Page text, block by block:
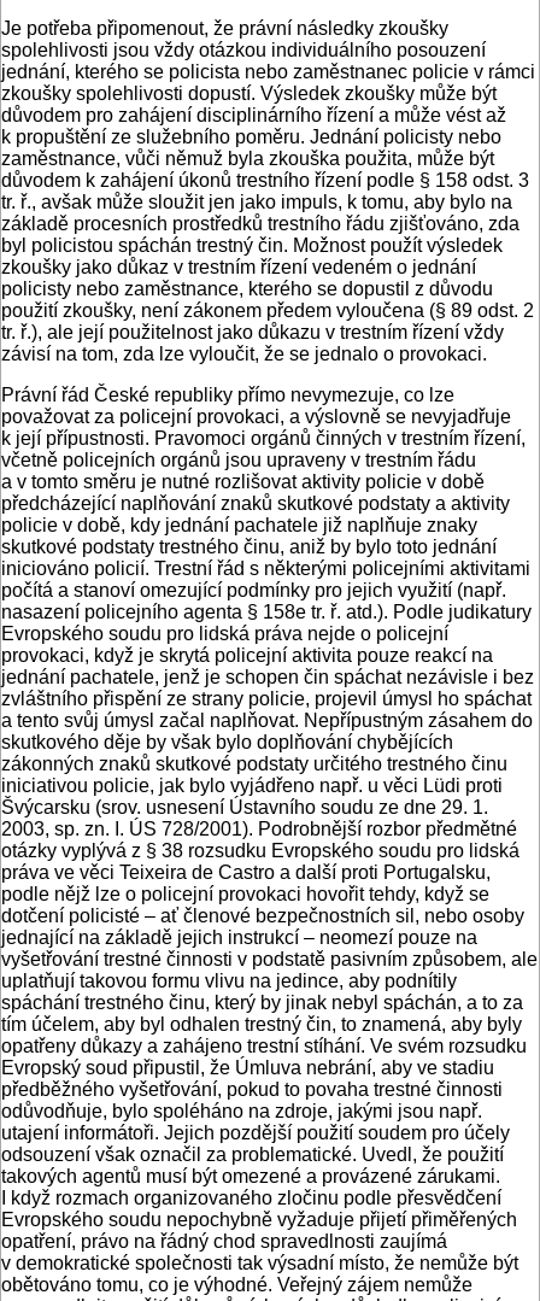
Je potřeba připomenout, že právní následky zkoušky
spolehlivosti jsou vždy otázkou individuálního posouzení
jednání, kterého se policista nebo zaměstnanec policie v rámci
zkoušky spolehlivosti dopustí. Výsledek zkoušky může být
důvodem pro zahájení disciplinárního řízení a může vést až
k propuštění ze služebního poměru. Jednání policisty nebo
zaměstnance, vůči němuž byla zkouška použita, může být
důvodem k zahájení úkonů trestního řízení podle § 158 odst. 3
tr. ř., avšak může sloužit jen jako impuls, k tomu, aby bylo na
základě procesních prostředků trestního řádu zjišťováno, zda
byl policistou spáchán trestný čin. Možnost použít výsledek
zkoušky jako důkaz v trestním řízení vedeném o jednání
policisty nebo zaměstnance, kterého se dopustil z důvodu
použití zkoušky, není zákonem předem vyloučena (§ 89 odst. 2
tr. ř.), ale její použitelnost jako důkazu v trestním řízení vždy
závisí na tom, zda lze vyloučit, že se jednalo o provokaci.
Právní řád České republiky přímo nevymezuje, co lze
považovat za policejní provokaci, a výslovně se nevyjadřuje
k její přípustnosti. Pravomoci orgánů činných v trestním řízení,
včetně policejních orgánů jsou upraveny v trestním řádu
a v tomto směru je nutné rozlišovat aktivity policie v době
předcházející naplňování znaků skutkové podstaty a aktivity
policie v době, kdy jednání pachatele již naplňuje znaky
skutkové podstaty trestného činu, aniž by bylo toto jednání
iniciováno policií. Trestní řád s některými policejními aktivitami
počítá a stanoví omezující podmínky pro jejich využití (např.
nasazení policejního agenta § 158e tr. ř. atd.). Podle judikatury
Evropského soudu pro lidská práva nejde o policejní
provokaci, když je skrytá policejní aktivita pouze reakcí na
jednání pachatele, jenž je schopen čin spáchat nezávisle i bez
zvláštního přispění ze strany policie, projevil úmysl ho spáchat
a tento svůj úmysl začal naplňovat. Nepřípustným zásahem do
skutkového děje by však bylo doplňování chybějících
zákonných znaků skutkové podstaty určitého trestného činu
iniciativou policie, jak bylo vyjádřeno např. u věci Lüdi proti
Švýcarsku (srov. usnesení Ústavního soudu ze dne 29. 1.
2003, sp. zn. I. ÚS 728/2001). Podrobnější rozbor předmětné
otázky vyplývá z § 38 rozsudku Evropského soudu pro lidská
práva ve věci Teixeira de Castro a další proti Portugalsku,
podle nějž lze o policejní provokaci hovořit tehdy, když se
dotčení policisté – ať členové bezpečnostních sil, nebo osoby
jednající na základě jejich instrukcí – neomezí pouze na
vyšetřování trestné činnosti v podstatě pasivním způsobem, ale
uplatňují takovou formu vlivu na jedince, aby podnítily
spáchání trestného činu, který by jinak nebyl spáchán, a to za
tím účelem, aby byl odhalen trestný čin, to znamená, aby byly
opatřeny důkazy a zahájeno trestní stíhání. Ve svém rozsudku
Evropský soud připustil, že Úmluva nebrání, aby ve stadiu
předběžného vyšetřování, pokud to povaha trestné činnosti
odůvodňuje, bylo spoléháno na zdroje, jakými jsou např.
utajení informátoři. Jejich pozdější použití soudem pro účely
odsouzení však označil za problematické. Uvedl, že použití
takových agentů musí být omezené a provázené zárukami.
I když rozmach organizovaného zločinu podle přesvědčení
Evropského soudu nepochybně vyžaduje přijetí přiměřených
opatření, právo na řádný chod spravedlnosti zaujímá
v demokratické společnosti tak výsadní místo, že nemůže být
obětováno tomu, co je výhodné. Veřejný zájem nemůže